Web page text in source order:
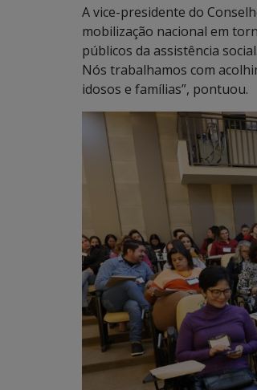
A vice-presidente do
mobilização nacional em
públicos da assistência
Nós trabalhamos com
idosos e famílias”, pontuou.